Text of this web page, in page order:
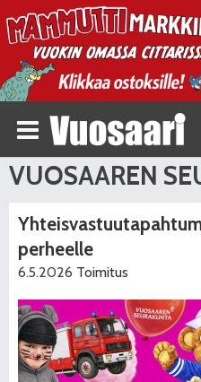
VUOSAAREN
perheelle
6.5.2026 Toimitus